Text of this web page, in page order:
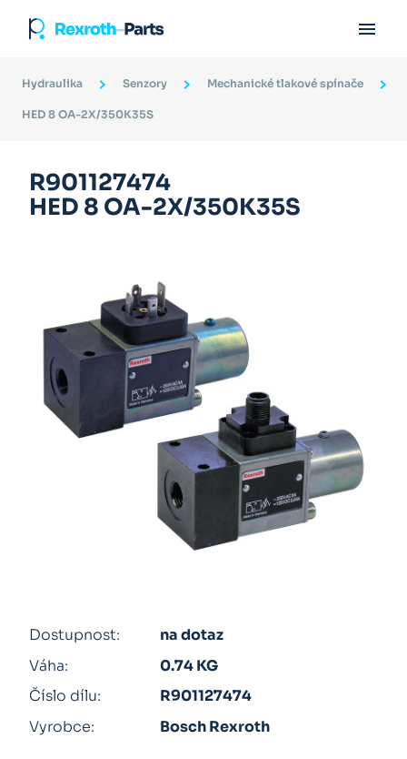

Hydraulika Senzory Mechanické tlakové spínače
HED 8 OA-2X/350K35S
R901127474
HED 8 OA-2X/350K35S
Dostupnost:
na dotaz
Váha:
0.74 KG
Číslo dílu:
R901127474
Vyrobce:
Bosch Rexroth